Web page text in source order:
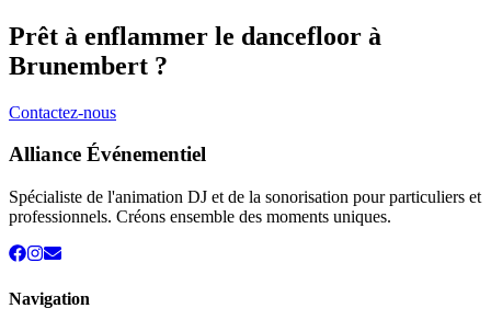
Prêt à enflammer le dancefloor à
Brunembert ?
Contactez-nous
Alliance Événementiel
Spécialiste de l'animation DJ et de la sonorisation pour particuliers et
professionnels. Créons ensemble des moments uniques.
Navigation